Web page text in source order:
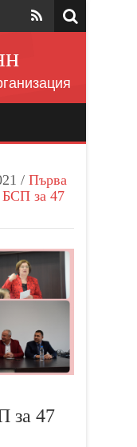
/ Първа
БСП за 47
за 47